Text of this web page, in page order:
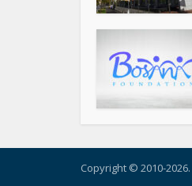
Copyright © 2010-2026.